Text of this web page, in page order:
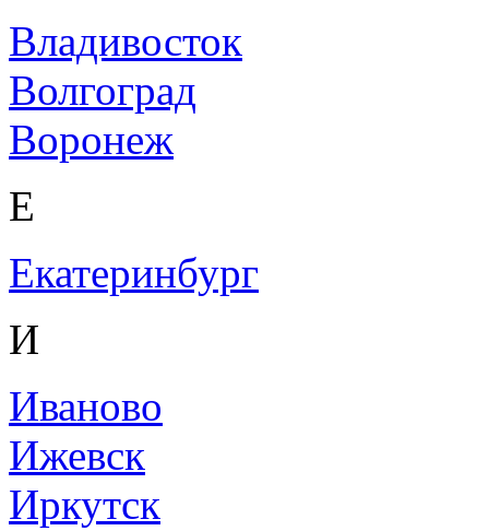
Владивосток
Волгоград
Воронеж
Е
Екатеринбург
И
Иваново
Ижевск
Иркутск